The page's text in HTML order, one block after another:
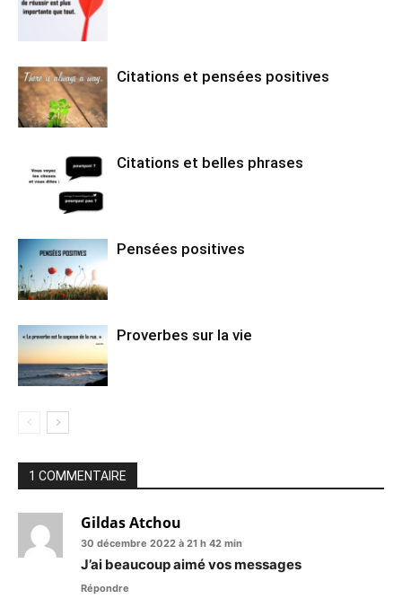
Citations et pensées positives
Citations et belles phrases
Pensées positives
Proverbes sur la vie
1 COMMENTAIRE
Gildas Atchou
30 décembre 2022 à 21 h 42 min
J’ai beaucoup aimé vos messages
Répondre